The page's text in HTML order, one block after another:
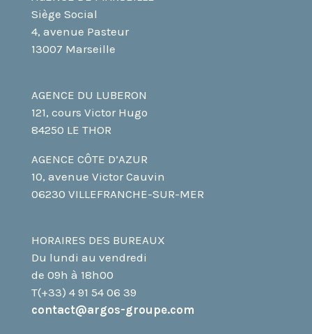
Siège Social
4, avenue Pasteur
13007 Marseille
AGENCE DU LUBERON
121, cours Victor Hugo
84250 LE THOR
AGENCE CÔTE D’AZUR
10, avenue Victor Cauvin
06230 VILLEFRANCHE-SUR-MER
HORAIRES DES BUREAUX
Du lundi au vendredi
de 09h à 18h00
T(+33) 4 91 54 06 39
contact@argos-groupe.com